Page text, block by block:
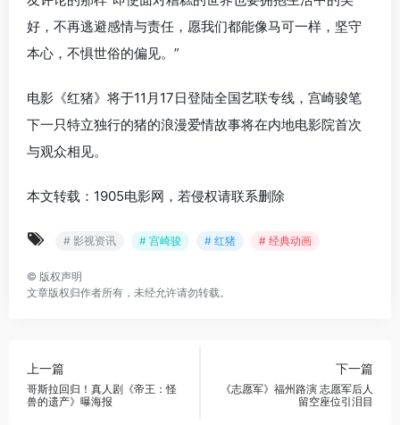
好，不再逃避感情与责任，愿我们都能像马可一样，坚守
本心，不惧世俗的偏见。”
电影《红猪》将于11月17日登陆全国艺联专线，宫崎骏笔
下一只特立独行的猪的浪漫爱情故事将在内地电影院首次
与观众相见。
本文转载：1905电影网，若侵权请联系删除
# 影视资讯 # 宫崎骏 # 红猪 # 经典动画
© 版权声明
文章版权归作者所有，未经允许请勿转载。
上一篇
哥斯拉回归！真人剧《帝王：怪
兽的遗产》曝海报
下一篇
《志愿军》福州路演 志愿军后人
留空座位引泪目